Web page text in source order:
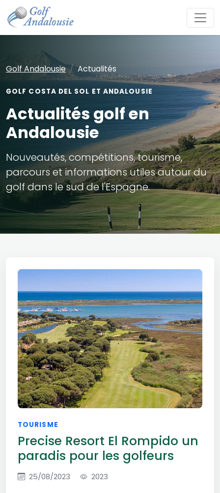
Golf Andalousie Actualités
GOLF COSTA DEL SOL ET ANDALOUSIE
Actualités golf en
Andalousie
Nouveautés, compétitions, tourisme,
parcours et informations utiles autour du
golf dans le sud de l'Espagne.
TOURISME
Precise Resort El Rompido un
paradis pour les golfeurs
25/08/2023 2023